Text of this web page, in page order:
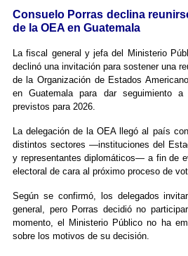
Consuelo Porras declina
de la OEA en Guatemala
La fiscal general y jefa del Ministerio
declinó una invitación para sostener una
de la Organización de Estados
en Guatemala para dar seguimiento
previstos para 2026.
La delegación de la OEA llegó al país
distintos sectores —instituciones del
y representantes diplomáticos— a fin de
electoral de cara al próximo proceso de
Según se confirmó, los delegados
general, pero Porras decidió no
momento, el Ministerio Público no ha
sobre los motivos de su decisión.